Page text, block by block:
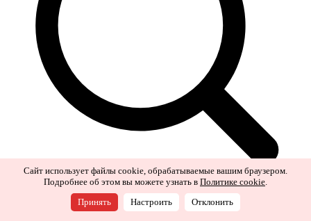
Салоны Карта МЦ Акции
Доставка и сборка Рассрочка Арендаторам Контакты
Сайт использует файлы cookie, обрабатываемые вашим браузером.
Подробнее об этом вы можете узнать в Политике cookie.
Принять Настроить Отклонить